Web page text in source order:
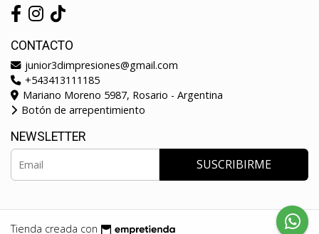
CONTACTO
junior3dimpresiones@gmail.com
+543413111185
Mariano Moreno 5987, Rosario - Argentina
Botón de arrepentimiento
NEWSLETTER
SUSCRIBIRME
Tienda creada con